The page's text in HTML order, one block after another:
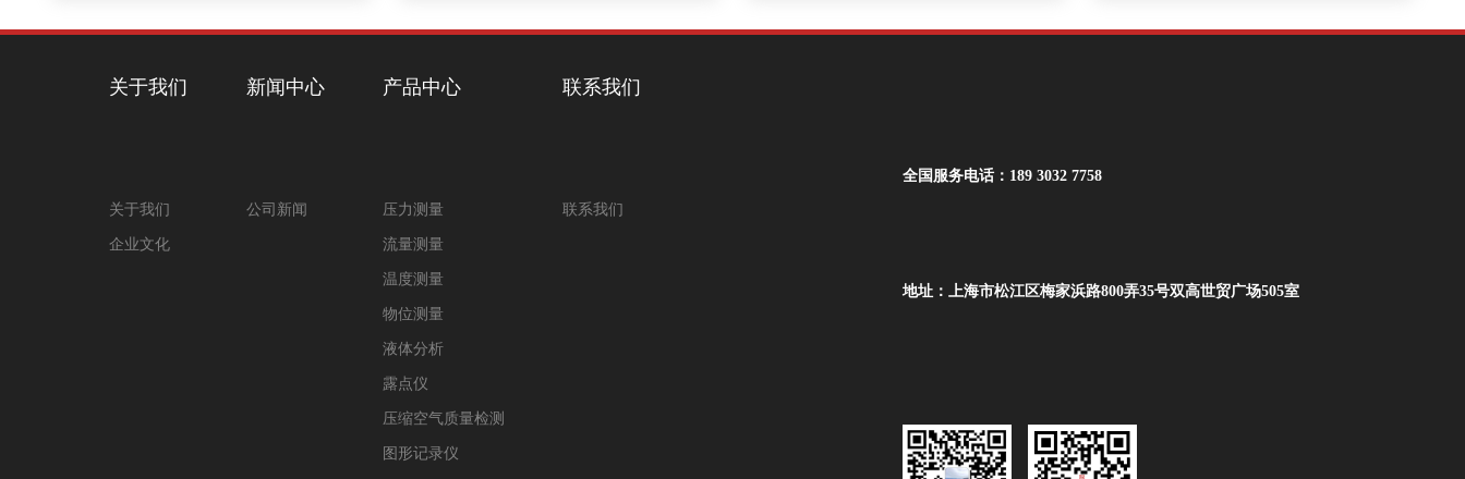
关于我们
关于我们
企业文化
新闻中心
公司新闻
产品中心
压力测量
流量测量
温度测量
物位测量
液体分析
露点仪
压缩空气质量检测
图形记录仪
联系我们
联系我们
全国服务电话：189 3032 7758
地址：上海市松江区梅家浜路800弄35号双高世贸广场505室